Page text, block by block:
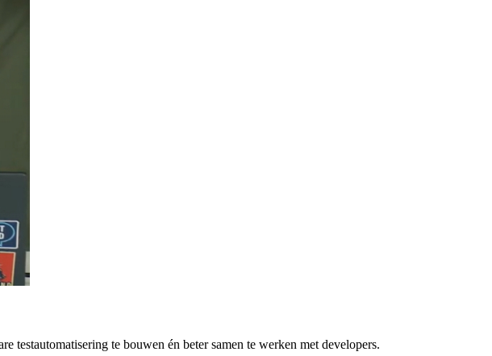
testautomatisering te bouwen én beter samen te werken met developers.